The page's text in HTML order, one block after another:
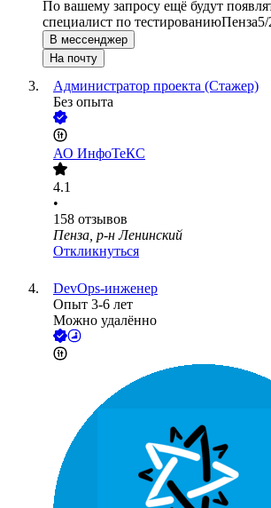
По вашему запросу ещё будут
специалист по тестированиюПенза5/
В мессенджер
На почту
Администратор проекта (Стажер)
Без опыта
АО ИнфоТеКС
4.1
•
158 отзывов
Пенза, р-н Ленинский
Откликнуться
DevOps-инженер
Опыт 3-6 лет
Можно удалённо